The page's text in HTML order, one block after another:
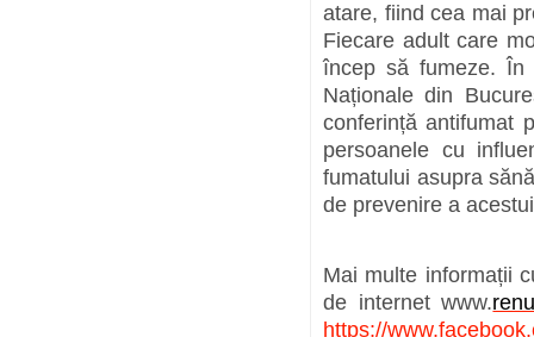
atare, fiind cea mai
Fiecare adult care
încep să fumeze. În
Naționale din
conferință antifumat
persoanele cu
fumatului asupra
de prevenire a
Mai multe informații
de internet www.
https://